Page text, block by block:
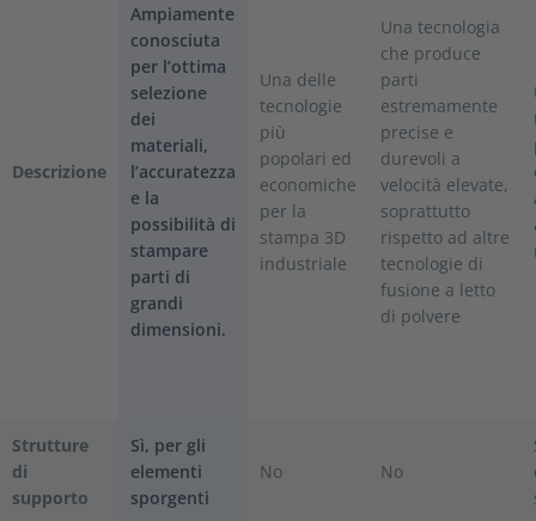
Descrizione
Ampiamente
conosciuta
per l’ottima
selezione
dei
materiali,
l’accuratezza
e la
possibilità di
stampare
parti di
grandi
dimensioni.
Una delle
tecnologie
più
popolari ed
economiche
per la
stampa 3D
industriale
Una tecnologia
che produce
parti
estremamente
precise e
durevoli a
velocità elevate,
soprattutto
rispetto ad altre
tecnologie di
fusione a letto
di polvere
Strutture
di
supporto
Sì, per gli
elementi
sporgenti
No No